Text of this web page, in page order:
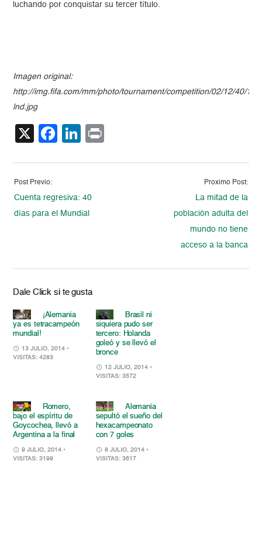
luchando por conquistar su tercer título.
Imagen original:
http://img.fifa.com/mm/photo/tournament/competition/02/12/40/12/
lnd.jpg
X Facebook
LinkedIn
Post Previo:
Cuenta regresiva: 40
días para el Mundial
Proximo Post:
La mitad de la
población adulta del
mundo no tiene
acceso a la banca
Dale Click si te gusta
¡Alemania
ya es tetracampeón
mundial!
13 JULIO, 2014 •
VISITAS: 4283
Brasil ni
siquiera pudo ser
tercero: Holanda
goleó y se llevó el
bronce
12 JULIO, 2014 •
VISITAS: 3572
Romero,
bajo el espíritu de
Goycochea, llevó a
Argentina a la final
9 JULIO, 2014 •
VISITAS: 3199
Alemania
sepultó el sueño del
hexacampeonato
con 7 goles
8 JULIO, 2014 •
VISITAS: 3617